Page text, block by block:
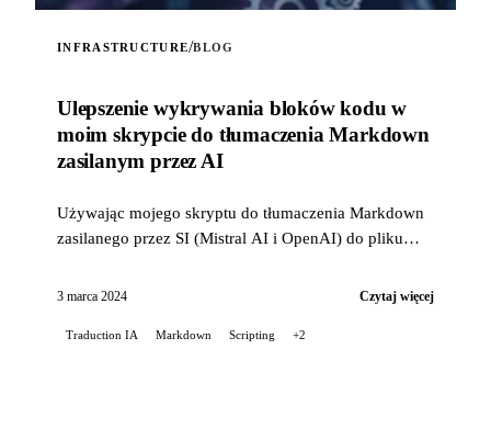
INFRASTRUCTURE/BLOG
Ulepszenie wykrywania bloków kodu w
moim skrypcie do tłumaczenia Markdown
zasilanym przez AI
Używając mojego skryptu do tłumaczenia Markdown
zasilanego przez SI (Mistral AI i OpenAI) do pliku
GitLabie, napotkałem...
3 marca 2024 Czytaj więcej
Traduction IA Markdown Scripting +2